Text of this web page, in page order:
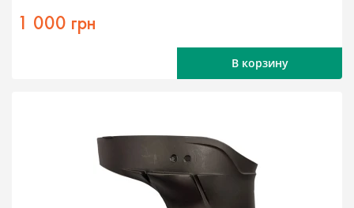
1 000 грн
В корзину